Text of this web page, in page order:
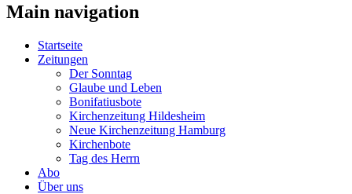
Main navigation
Startseite
Zeitungen
Der Sonntag
Glaube und Leben
Bonifatiusbote
Kirchenzeitung Hildesheim
Neue Kirchenzeitung Hamburg
Kirchenbote
Tag des Herrn
Abo
Über uns